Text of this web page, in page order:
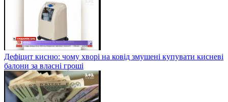
Дефіцит кисню: чому хворі на ковід змушені купувати кисневі
балони за власні гроші